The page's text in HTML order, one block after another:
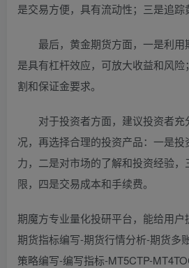
是交易方便，具有流动性；三是追踪
最后，黄金期货方面，一是利用
是具有杠杆效应，可放大收益和风
割和保证金要求。
对于投资者方面，建议投资者充
况，再选择合理的投资产品：一是
力，二是对市场的了解和投资经验
限，四是交易成本和手续费。
期魔方专业量化投研平台，能给用
期货指标编写-期货行情分析-期货多
策略编写-编写指标-MT5CTP-